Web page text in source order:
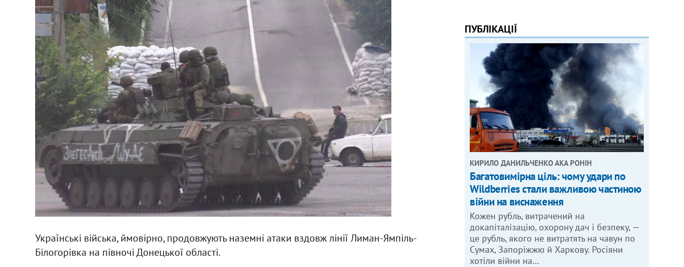
Українські війська, ймовірно, продовжують наземні атаки вздовж лінії Лиман-Ямпіль-
Білогорівка на півночі Донецької області.
ПУБЛІКАЦІЇ
КИРИЛО ДАНИЛЬЧЕНКО АКА РОНІН
Багатовимірна ціль: чому удари по
Wildberries стали важливою частиною
війни на виснаження
Кожен рубль, витрачений на
докапіталізацію, охорону дач і безпеку, —
це рубль, якого не витратять на чавун по
Сумах, Запоріжжю й Харкову. Росіяни
хотіли війни на…